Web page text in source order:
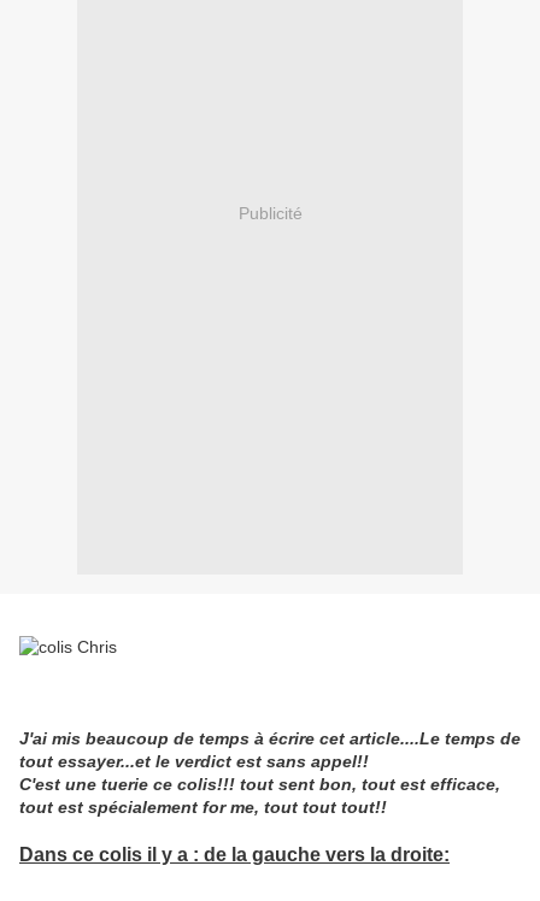
Publicité
J'ai mis beaucoup de temps à écrire cet article....Le temps de
tout essayer...et le verdict est sans appel!!
C'est une tuerie ce colis!!! tout sent bon, tout est efficace,
tout est spécialement for me, tout tout tout!!
Dans ce colis il y a : de la gauche vers la droite: